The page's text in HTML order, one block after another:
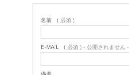
名前 ( 必須 )
E-MAIL ( 必須 ) - 公開されません -